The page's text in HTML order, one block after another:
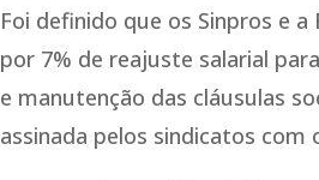
Foi definido que os Sinpros e
por 7% de reajuste salarial
e manutenção das cláusulas
assinada pelos sindicatos com